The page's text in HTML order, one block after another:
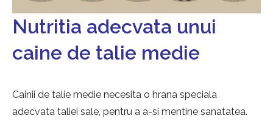
Nutritia adecvata unui
caine de talie medie
Cainii de talie medie necesita o hrana speciala
adecvata taliei sale, pentru a a-si mentine sanatatea.